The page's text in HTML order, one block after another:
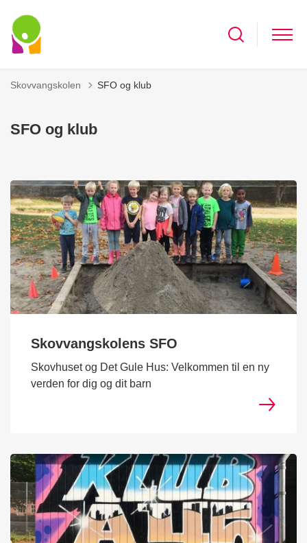
Skovvangskolen SFO og klub
SFO og klub
Skovvangskolens SFO
Skovhuset og Det Gule Hus: Velkommen til en ny
verden for dig og dit barn